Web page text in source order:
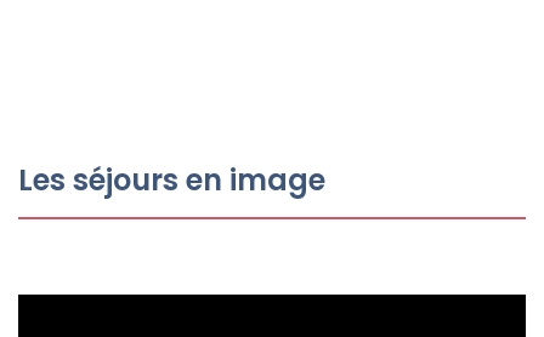
Les séjours en image